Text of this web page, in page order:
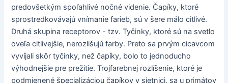
predovšetkým spoľahlivé nočné videnie. Čapíky, ktoré
sprostredkovávajú vnímanie farieb, sú v šere málo citlivé.
Druhá skupina receptorov - tzv. Tyčinky, ktoré sú na svetlo
oveľa citlivejšie, nerozlišujú farby. Preto sa prvým cicavcom
vyvíjali skôr tyčinky, než čapíky, bolo to jednoducho
výhodnejšie pre prežitie. Trojfarebnej rozlíšenie, ktoré je
podmienené špecializáciou čapíkov v sietnici, sa u primátov